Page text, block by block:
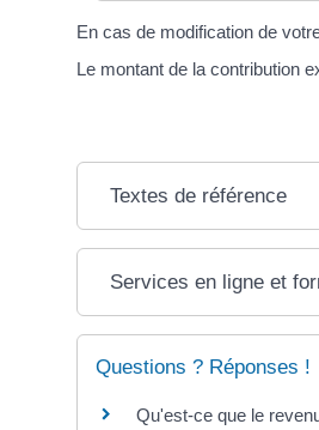
En cas de modification de
Le montant de la contribution
Textes de référence
Services en ligne et
Questions ? Réponses !
Qu'est-ce que le